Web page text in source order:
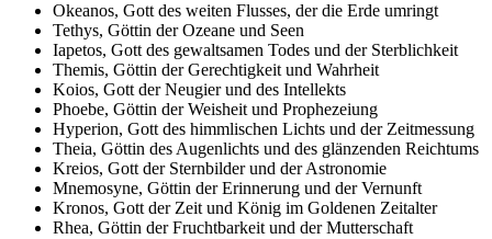
Okeanos, Gott des weiten Flusses, der die Erde umringt
Tethys, Göttin der Ozeane und Seen
Iapetos, Gott des gewaltsamen Todes und der Sterblichkeit
Themis, Göttin der Gerechtigkeit und Wahrheit
Koios, Gott der Neugier und des Intellekts
Phoebe, Göttin der Weisheit und Prophezeiung
Hyperion, Gott des himmlischen Lichts und der Zeitmessung
Theia, Göttin des Augenlichts und des glänzenden Reichtums
Kreios, Gott der Sternbilder und der Astronomie
Mnemosyne, Göttin der Erinnerung und der Vernunft
Kronos, Gott der Zeit und König im Goldenen Zeitalter
Rhea, Göttin der Fruchtbarkeit und der Mutterschaft